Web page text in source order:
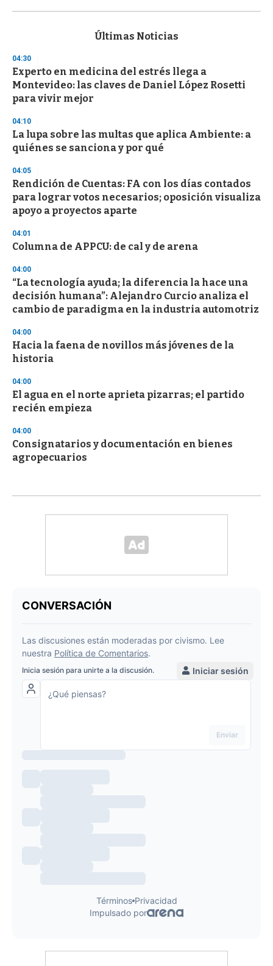
s
d
s
o
f
3
s
e
c
o
d
s
Últimas Noticias
04:30
Experto en medicina del estrés llega a
Montevideo: las claves de Daniel López Rosetti
para vivir mejor
04:10
La lupa sobre las multas que aplica Ambiente: a
quiénes se sanciona y por qué
04:05
Rendición de Cuentas: FA con los días contados
para lograr votos necesarios; oposición visualiza
apoyo a proyectos aparte
04:01
Columna de APPCU: de cal y de arena
04:00
“La tecnología ayuda; la diferencia la hace una
decisión humana”: Alejandro Curcio analiza el
cambio de paradigma en la industria automotriz
04:00
Hacia la faena de novillos más jóvenes de la
historia
04:00
El agua en el norte aprieta pizarras; el partido
recién empieza
04:00
Consignatarios y documentación en bienes
agropecuarios